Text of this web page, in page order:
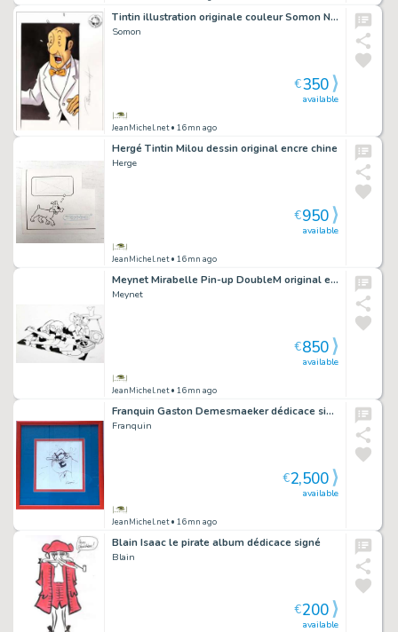
Tintin illustration originale couleur Somon Nestor
Somon
JeanMichel.net• 16mn ago
available
€350
Hergé Tintin Milou dessin original encre chine
Herge
JeanMichel.net• 16mn ago
available
€950
Meynet Mirabelle Pin-up DoubleM original encre chi
Meynet
JeanMichel.net• 16mn ago
available
€850
Franquin Gaston Demesmaeker dédicace signé
Franquin
JeanMichel.net• 16mn ago
available
€2,500
Blain Isaac le pirate album dédicace signé
Blain
available
€200